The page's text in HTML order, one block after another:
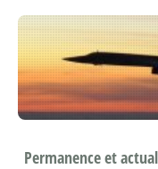
Permanence et